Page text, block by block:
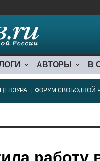
АВТОРЫ В
ЦЕНЗУРА ФОРУМ СВОБОДНОЙ